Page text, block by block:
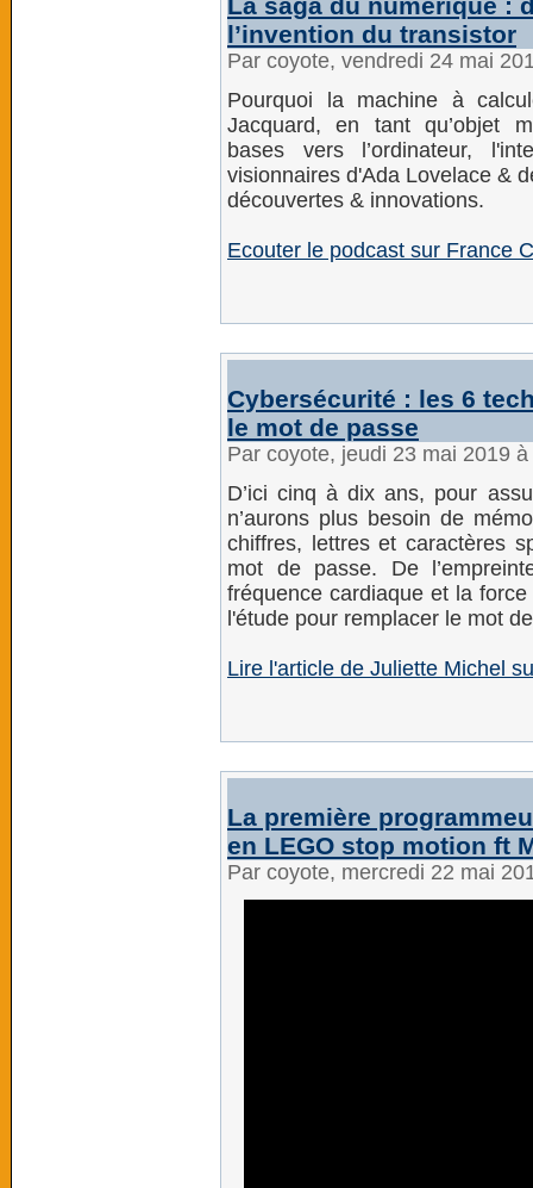
l’invention du transistor
Par coyote, vendredi 24 mai
Pourquoi la machine à
Jacquard, en tant qu’objet
bases vers l’ordinateur,
visionnaires d'Ada Lovelace &
découvertes & innovations.
Ecouter le podcast sur France
Cybersécurité : les 6
le mot de passe
Par coyote, jeudi 23 mai 2019
D’ici cinq à dix ans, pour
n’aurons plus besoin de
chiffres, lettres et caractères
mot de passe. De
fréquence cardiaque et la
l'étude pour remplacer le mot
Lire l'article de Juliette Michel
La première
en LEGO stop motion ft
Par coyote, mercredi 22 mai